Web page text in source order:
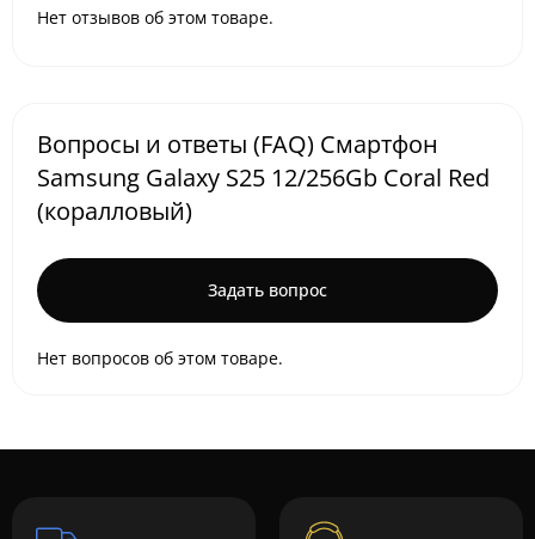
Нет отзывов об этом товаре.
Вопросы и ответы (FAQ) Смартфон
Samsung Galaxy S25 12/256Gb Coral Red
(коралловый)
Задать вопрос
Нет вопросов об этом товаре.